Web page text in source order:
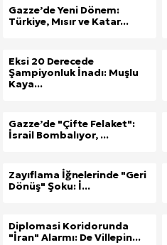
Gazze’de Yeni Dönem:
Türkiye, Mısır ve Katar...
Eksi 20 Derecede
Şampiyonluk İnadı: Muşlu
Kaya...
Gazze’de "Çifte Felaket":
İsrail Bombalıyor, ...
Zayıflama İğnelerinde "Geri
Dönüş" Şoku: İ...
Diplomasi Koridorunda
"İran" Alarmı: De Villepin...